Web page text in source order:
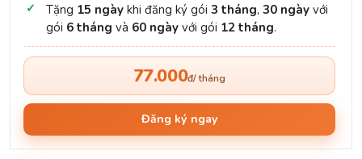
Tặng 15 ngày khi đăng ký gói 3 tháng, 30 ngày với
gói 6 tháng và 60 ngày với gói 12 tháng.
77.000đ/ tháng
Đăng ký ngay